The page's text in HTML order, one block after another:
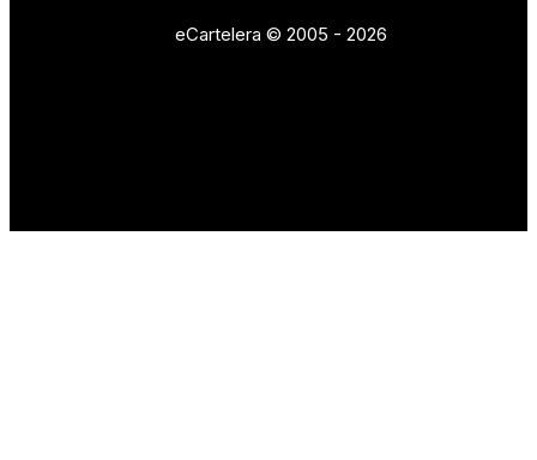
eCartelera © 2005 - 2026